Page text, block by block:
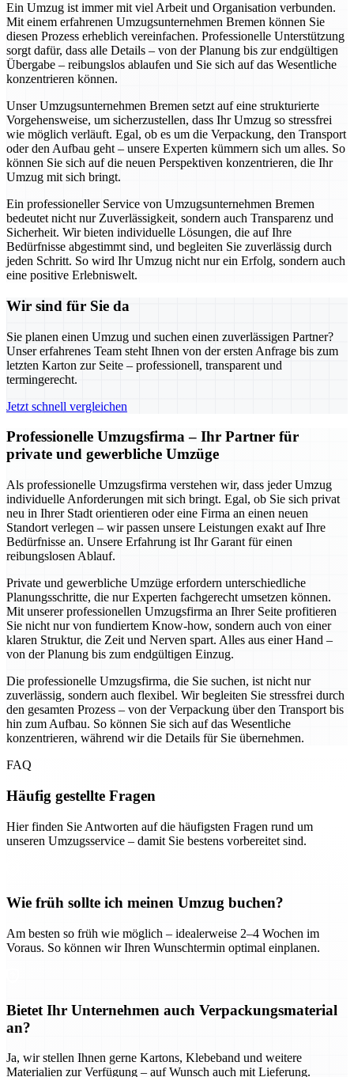
Ein Umzug ist immer mit viel Arbeit und Organisation verbunden.
Mit einem erfahrenen Umzugsunternehmen Bremen können Sie
diesen Prozess erheblich vereinfachen. Professionelle Unterstützung
sorgt dafür, dass alle Details – von der Planung bis zur endgültigen
Übergabe – reibungslos ablaufen und Sie sich auf das Wesentliche
konzentrieren können.
Unser Umzugsunternehmen Bremen setzt auf eine strukturierte
Vorgehensweise, um sicherzustellen, dass Ihr Umzug so stressfrei
wie möglich verläuft. Egal, ob es um die Verpackung, den Transport
oder den Aufbau geht – unsere Experten kümmern sich um alles. So
können Sie sich auf die neuen Perspektiven konzentrieren, die Ihr
Umzug mit sich bringt.
Ein professioneller Service von Umzugsunternehmen Bremen
bedeutet nicht nur Zuverlässigkeit, sondern auch Transparenz und
Sicherheit. Wir bieten individuelle Lösungen, die auf Ihre
Bedürfnisse abgestimmt sind, und begleiten Sie zuverlässig durch
jeden Schritt. So wird Ihr Umzug nicht nur ein Erfolg, sondern auch
eine positive Erlebniswelt.
Wir sind für Sie da
Sie planen einen Umzug und suchen einen zuverlässigen Partner?
Unser erfahrenes Team steht Ihnen von der ersten Anfrage bis zum
letzten Karton zur Seite – professionell, transparent und
termingerecht.
Jetzt schnell vergleichen
Professionelle Umzugsfirma – Ihr Partner für
private und gewerbliche Umzüge
Als professionelle Umzugsfirma verstehen wir, dass jeder Umzug
individuelle Anforderungen mit sich bringt. Egal, ob Sie sich privat
neu in Ihrer Stadt orientieren oder eine Firma an einen neuen
Standort verlegen – wir passen unsere Leistungen exakt auf Ihre
Bedürfnisse an. Unsere Erfahrung ist Ihr Garant für einen
reibungslosen Ablauf.
Private und gewerbliche Umzüge erfordern unterschiedliche
Planungsschritte, die nur Experten fachgerecht umsetzen können.
Mit unserer professionellen Umzugsfirma an Ihrer Seite profitieren
Sie nicht nur von fundiertem Know-how, sondern auch von einer
klaren Struktur, die Zeit und Nerven spart. Alles aus einer Hand –
von der Planung bis zum endgültigen Einzug.
Die professionelle Umzugsfirma, die Sie suchen, ist nicht nur
zuverlässig, sondern auch flexibel. Wir begleiten Sie stressfrei durch
den gesamten Prozess – von der Verpackung über den Transport bis
hin zum Aufbau. So können Sie sich auf das Wesentliche
konzentrieren, während wir die Details für Sie übernehmen.
FAQ
Häufig gestellte Fragen
Hier finden Sie Antworten auf die häufigsten Fragen rund um
unseren Umzugsservice – damit Sie bestens vorbereitet sind.
Wie früh sollte ich meinen Umzug buchen?
Am besten so früh wie möglich – idealerweise 2–4 Wochen im
Voraus. So können wir Ihren Wunschtermin optimal einplanen.
Bietet Ihr Unternehmen auch Verpackungsmaterial
an?
Ja, wir stellen Ihnen gerne Kartons, Klebeband und weitere
Materialien zur Verfügung – auf Wunsch auch mit Lieferung.